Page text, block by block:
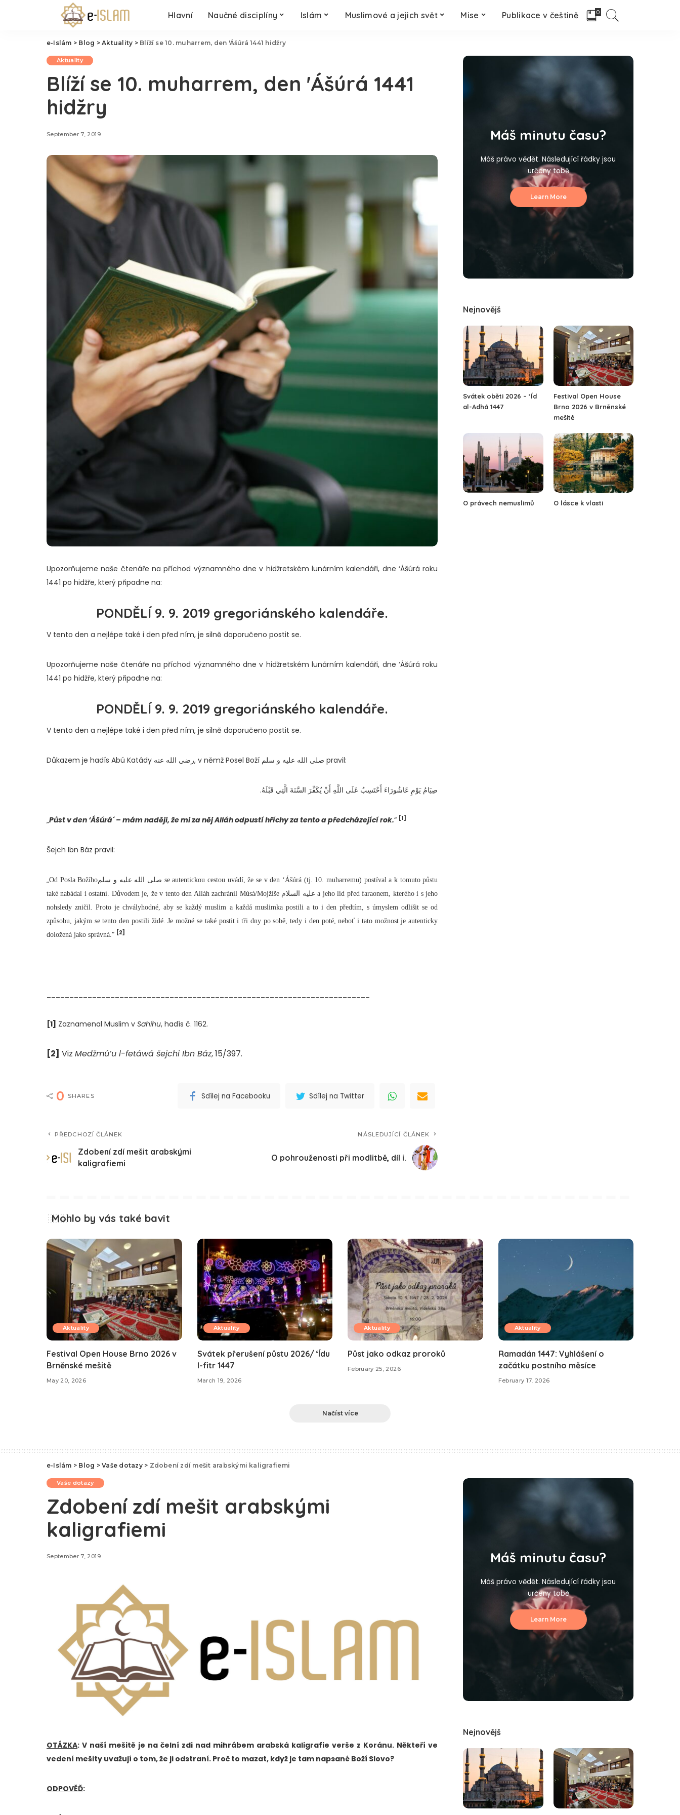
Hlavní Naučné disciplíny Islám Muslimové a jejich svět Mise Publikace v češtině 0
e-Islám > Blog >Aktuality > Blíží se 10. muharrem, den 'Ášúrá 1441 hidžry
Aktuality
Blíží se 10. muharrem, den 'Ášúrá 1441
hidžry
September 7, 2019
Upozorňujeme naše čtenáře na příchod významného dne v hidžretském lunárním kalendáři, dne ‘Ášúrá roku
1441 po hidžře, který připadne na:
PONDĚLÍ 9. 9. 2019 gregoriánského kalendáře.
V tento den a nejlépe také i den před ním, je silně doporučeno postit se.
Upozorňujeme naše čtenáře na příchod významného dne v hidžretském lunárním kalendáři, dne ‘Ášúrá roku
1441 po hidžře, který připadne na:
PONDĚLÍ 9. 9. 2019 gregoriánského kalendáře.
V tento den a nejlépe také i den před ním, je silně doporučeno postit se.
Důkazem je hadís Abú Katády رضي الله عنه, v němž Posel Boží صلى الله عليه و سلم pravil:
صِيَامُ يَوْمِ عَاشُورَاءَ أَحْتَسِبُ عَلَى اللَّهِ أَنْ يُكَفِّرَ السَّنَةَ الَّتِي قَبْلَهُ.
„Půst v den ‘Ášúrá´ – mám naději, že mi za něj Alláh odpustí hříchy za tento a předcházející rok.“ [1]
Šejch Ibn Báz pravil:
„Od Posla Božíhoصلى الله عليه و سلم se autentickou cestou uvádí, že se v den ‘Ášúrá (tj. 10. muharremu) postíval a k tomuto půstu
také nabádal i ostatní. Důvodem je, že v tento den Alláh zachránil Músá/Mojžíše عليه السلام a jeho lid před faraonem, kterého i s jeho
nohsledy zničil. Proto je chvályhodné, aby se každý muslim a každá muslimka postili a to i den předtím, s úmyslem odlišit se od
způsobu, jakým se tento den postili židé. Je možné se také postit i tři dny po sobě, tedy i den poté, neboť i tato možnost je autenticky
doložená jako správná.“ [2]
[1] Zaznamenal Muslim v Sahíhu, hadís č. 1162.
[2] Viz Medžmú’u l-fetáwá šejchi Ibn Báz, 15/397.
0 SHARES Sdílej na Facebooku Sdílej na Twitter
PŘEDCHOZÍ ČLÁNEK
Zdobení zdí mešit arabskými
kaligrafiemi
NÁSLEDUJÍCÍ ČLÁNEK
O pohrouženosti při modlitbě, díl i.
Máš minutu času?
Máš právo vědět. Následující řádky jsou
určeny tobě
Learn More
Nejnovějš
Svátek oběti 2026 – ‘Íd
al-Adhá 1447
Festival Open House
Brno 2026 v Brněnské
mešitě
O právech nemuslimů O lásce k vlasti
Mohlo by vás také bavit
Aktuality
Festival Open House Brno 2026 v
Brněnské mešitě
May 20, 2026
Aktuality
Svátek přerušení půstu 2026/ ‘Ídu
l-fitr 1447
March 19, 2026
Aktuality
Půst jako odkaz proroků
February 25, 2026
Aktuality
Ramadán 1447: Vyhlášení o
začátku postního měsíce
February 17, 2026
Načíst více
e-Islám > Blog >Vaše dotazy> Zdobení zdí mešit arabskými kaligrafiemi
Vaše dotazy
Zdobení zdí mešit arabskými
kaligrafiemi
September 7, 2019
OTÁZKA: V naší mešitě je na čelní zdi nad mihrábem arabská kaligrafie verše z Koránu. Někteří ve
vedení mešity uvažují o tom, že ji odstraní. Proč to mazat, když je tam napsané Boží Slovo?
ODPOVĚĎ:
Máš minutu času?
Máš právo vědět. Následující řádky jsou
určeny tobě
Learn More
Nejnovějš